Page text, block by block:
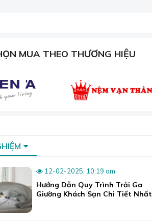
MUA THEO THƯƠNG HIỆU
12-02-2025, 10:19 am
Hướng Dẫn Quy Trình Trải Ga
Giường Khách Sạn Chi Tiết Nhất